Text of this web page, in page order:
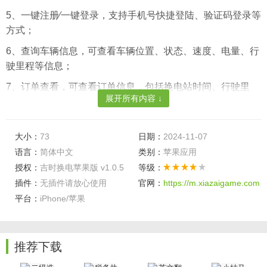
5、一键注册⁄一键登录，支持手机号快捷登陆、验证码登录等
方式；
6、查询车辆信息，可查看车辆位置、状态、速度、电量、行
驶里程等信息；
7、订单查看，可查看订单信息，包括换电站时间、行驶里
地址、距离、电池数量、电池电量、预估等待时间等。
软件功能
1、订单查看，可查看订单信息，包括换电站时间、行驶里
2、吉时换电可出示二维码，启动换电;个人信息设置，包括
手机号修改、昵称修改等;
展开所有内容 ↓
大小： 73 日期： 2024-11-07
语言： 简体中文 类别： 苹果应用
授权： 吉时换电苹果版 v1.0.5
等级：
插件： 无插件请放心使用 官网： https://m.xiazaigame.com
平台： iPhone/苹果
推荐下载